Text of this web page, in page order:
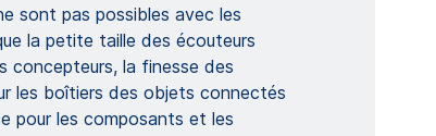
sont pas possibles avec les
la petite taille des écouteurs
concepteurs, la finesse des
les boîtiers des objets connectés
pour les composants et les